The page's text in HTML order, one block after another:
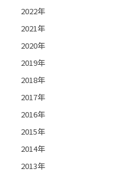
2022年
2021年
2020年
2019年
2018年
2017年
2016年
2015年
2014年
2013年